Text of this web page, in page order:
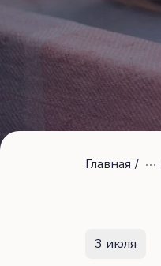
Главная /
3 июля